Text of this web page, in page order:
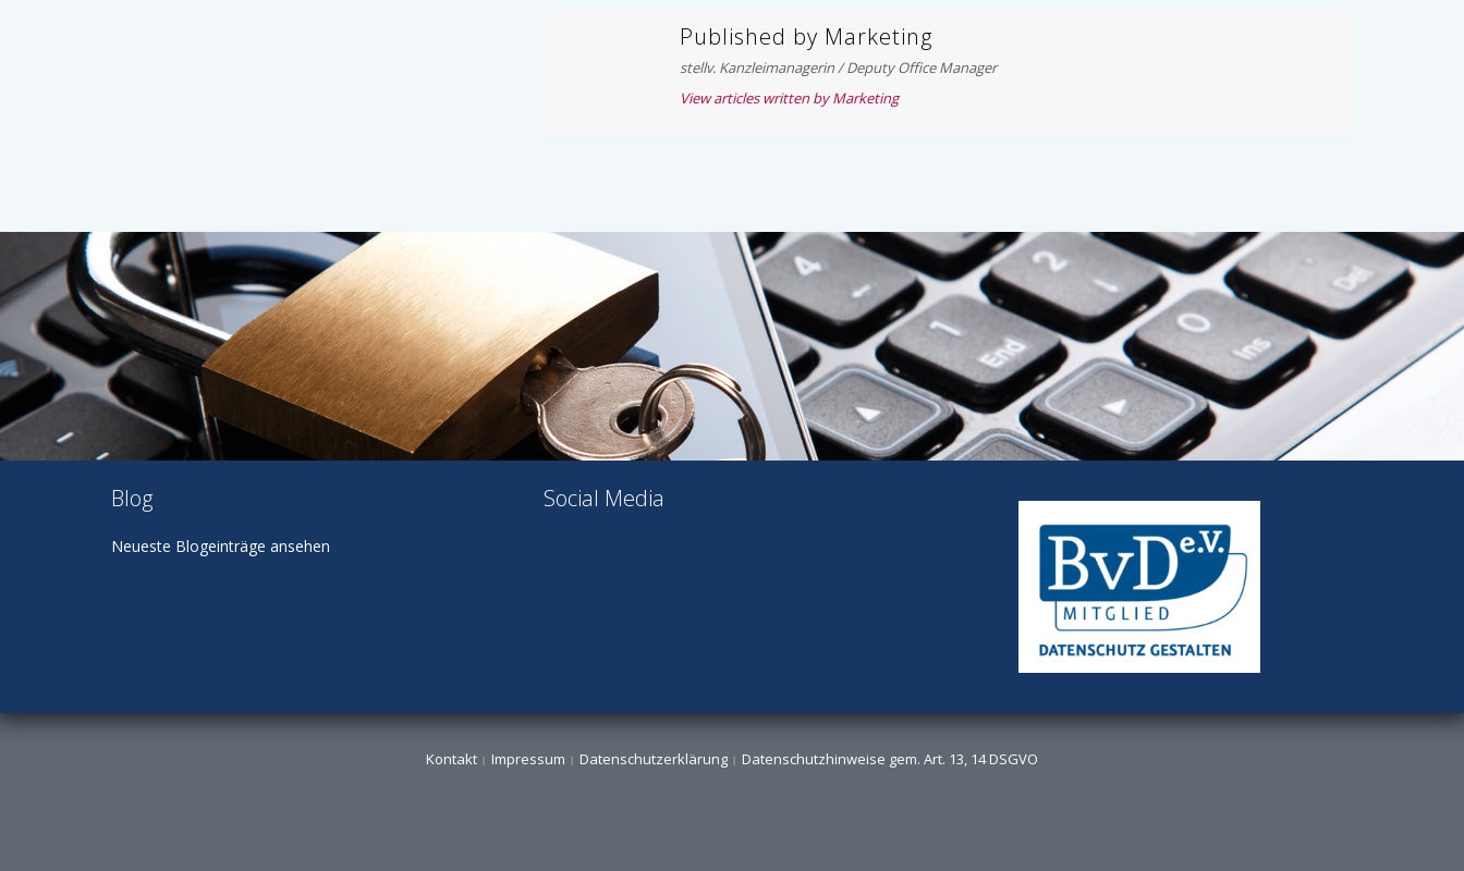
Published by Marketing
stellv. Kanzleimanagerin / Deputy Office Manager
View articles written by Marketing
Blog
Neueste Blogeinträge ansehen
Social Media
Kontakt Impressum Datenschutzerklärung Datenschutzhinweise gem. Art. 13, 14 DSGVO